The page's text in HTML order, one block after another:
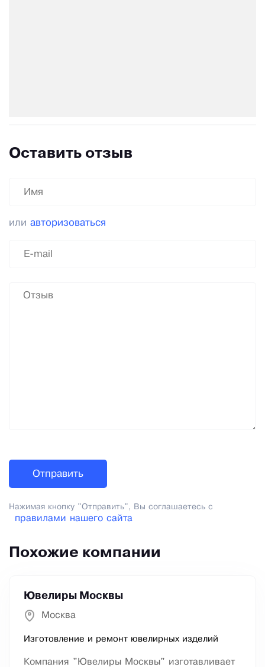
Оставить отзыв
или авторизоваться
Нажимая кнопку "Отправить", Вы соглашаетесь с
правилами нашего сайта
Похожие компании
Ювелиры Москвы
Москва
Изготовление и ремонт ювелирных изделий
Компания "Ювелиры Москвы" изготавливает